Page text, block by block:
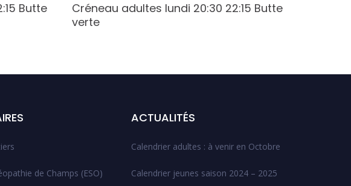
Butte
Créneau adultes lundi 20:30 22:15 Butte
verte
de Champs (ESO)
ACTUALITÉS
Calendrier adultes : à venir en Octobre
Calendrier jeunes saison 2024 – 2025